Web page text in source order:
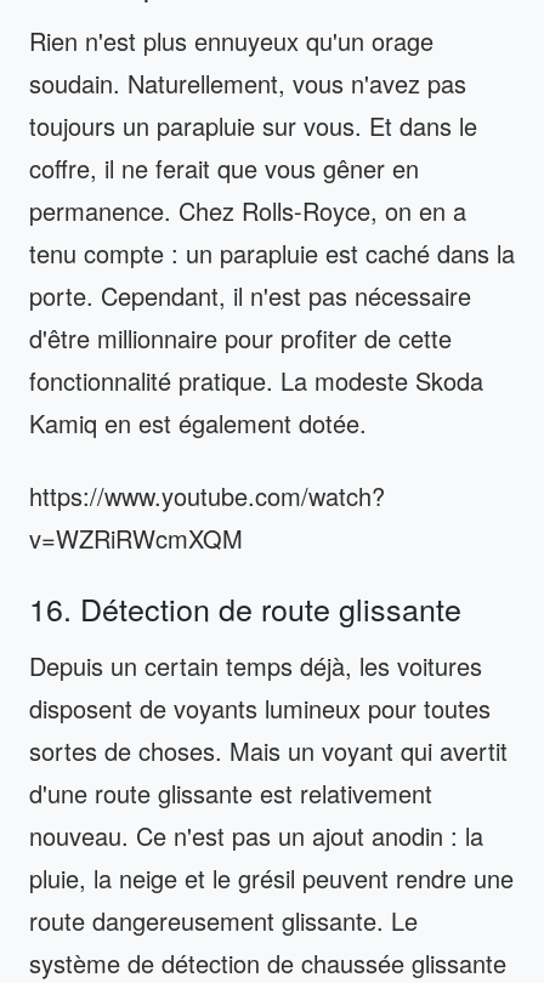
Rien n'est plus ennuyeux qu'un orage
soudain. Naturellement, vous n'avez pas
toujours un parapluie sur vous. Et dans le
coffre, il ne ferait que vous gêner en
permanence. Chez Rolls-Royce, on en a
tenu compte : un parapluie est caché dans la
porte. Cependant, il n'est pas nécessaire
d'être millionnaire pour profiter de cette
fonctionnalité pratique. La modeste Skoda
Kamiq en est également dotée.
https://www.youtube.com/watch?
v=WZRiRWcmXQM
16. Détection de route glissante
Depuis un certain temps déjà, les voitures
disposent de voyants lumineux pour toutes
sortes de choses. Mais un voyant qui avertit
d'une route glissante est relativement
nouveau. Ce n'est pas un ajout anodin : la
pluie, la neige et le grésil peuvent rendre une
route dangereusement glissante. Le
système de détection de chaussée glissante